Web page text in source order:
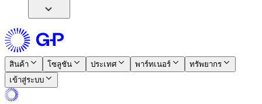
สินค้า​​ โซลูชัน​​ ประเทศ​​ พาร์ทเนอร์​​
ทรัพยากร​​
เข้าสู่ระบบ​​